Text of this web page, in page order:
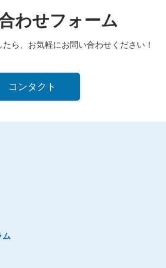
ます。
わせフォーム
ら、お気軽にお問い合わせください！
コンタクト
ム